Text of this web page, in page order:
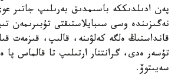
پەن ادىلدىككە باسىمدىق بەرىلىپ جاتىر
نەگىزىندە وسى سىبايلاستىقتى تۇبىرىمەن
قانداستىڭ ەلگە كەلۋىنە، قالىپ، قىزمەت
تۇسەر ەدى، گرانتتار ارتىلىپ تا قالماس
سەيىتوۆ.